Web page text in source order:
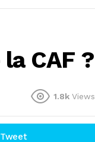
CAF ?
1.8k Views
Tweet